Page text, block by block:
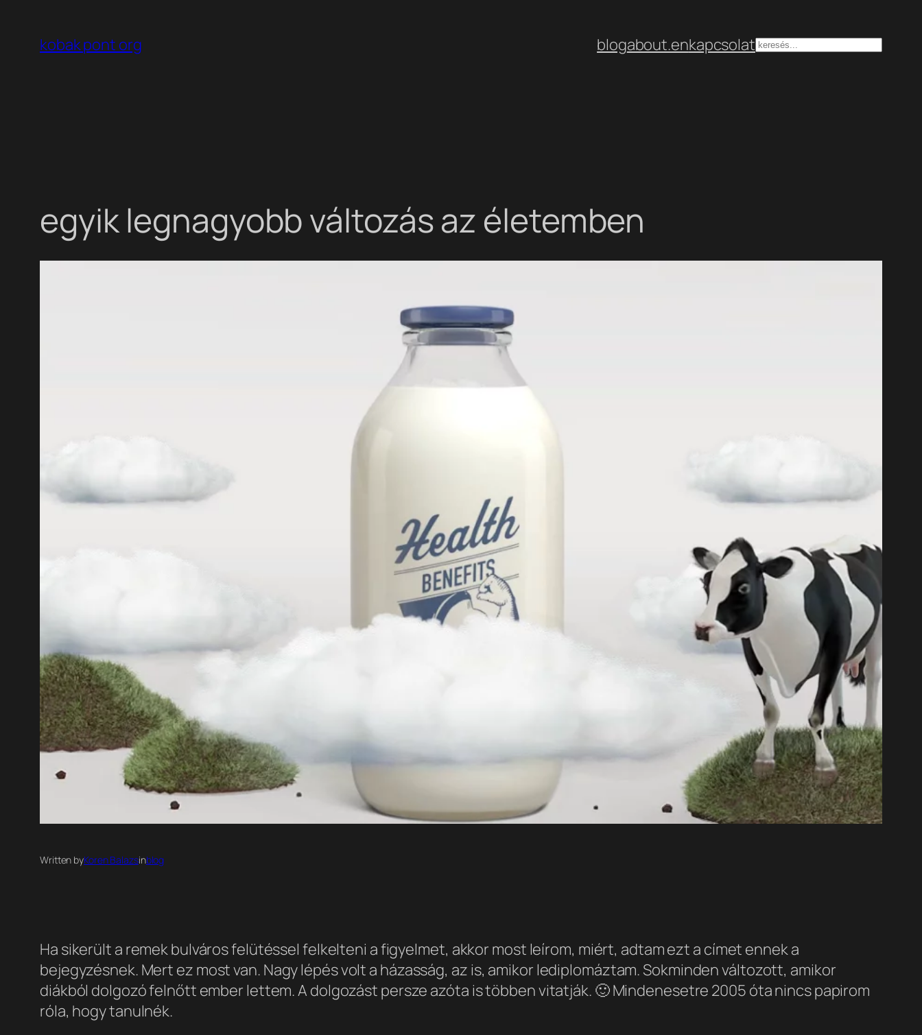
tartalomhoz
kobak pont org blogabout.enkapcsolatKeresés
egyik legnagyobb változás az életemben
Written byKoren Balazsinblog
Ha sikerült a remek bulváros felütéssel felkelteni a figyelmet, akkor most leírom, miért, adtam ezt a címet ennek a
bejegyzésnek. Mert ez most van. Nagy lépés volt a házasság, az is, amikor lediplomáztam. Sokminden változott, amikor
diákból dolgozó felnőtt ember lettem. A dolgozást persze azóta is többen vitatják. 🙂 Mindenesetre 2005 óta nincs papirom
róla, hogy tanulnék.